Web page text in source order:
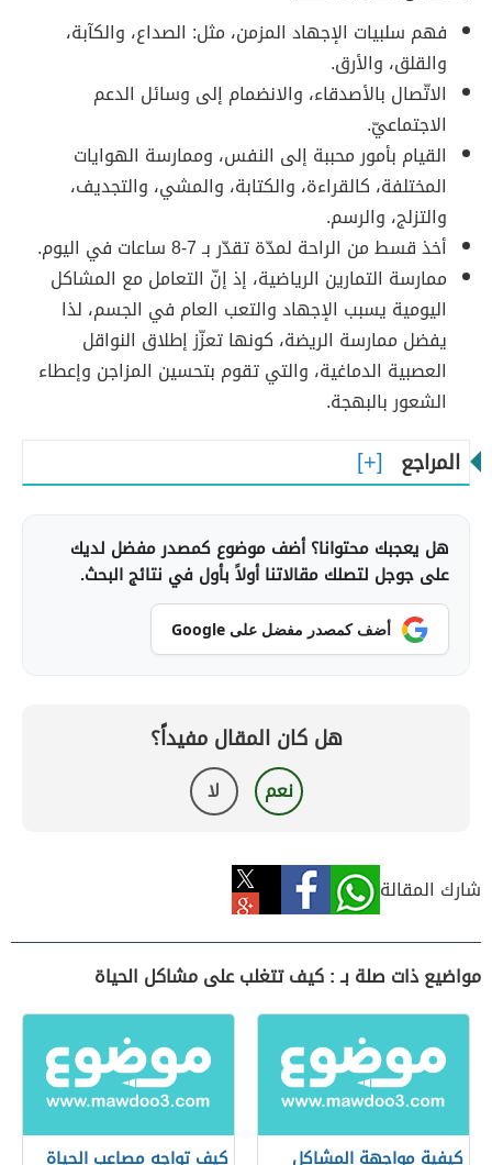
فهم سلبيات الإجهاد المزمن، مثل: الصداع، والكآبة،
والقلق، والأرق.
الاتّصال بالأصدقاء، والانضمام إلى وسائل الدعم
الاجتماعيّ.
القيام بأمور محببة إلى النفس، وممارسة الهوايات
المختلفة، كالقراءة، والكتابة، والمشي، والتجديف،
والتزلج، والرسم.
أخذ قسط من الراحة لمدّة تقدّر بـ 7-8 ساعات في اليوم.
ممارسة التمارين الرياضية، إذ إنّ التعامل مع المشاكل
اليومية يسبب الإجهاد والتعب العام في الجسم، لذا
يفضل ممارسة الريضة، كونها تعزّز إطلاق النواقل
العصبية الدماغية، والتي تقوم بتحسين المزاجن وإعطاء
الشعور بالبهجة.
المراجع
هل يعجبك محتوانا؟ أضف موضوع كمصدر مفضل لديك
على جوجل لتصلك مقالاتنا أولاً بأول في نتائج البحث.
أضف كمصدر مفضل على Google
هل كان المقال مفيداً؟
نعم لا
شارك المقالة
مواضيع ذات صلة بـ : كيف تتغلب على مشاكل الحياة
كيفية مواجهة المشاكل كيف تواجه مصاعب الحياة